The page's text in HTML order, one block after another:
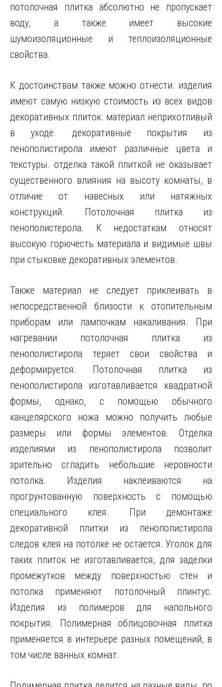
потолочная плитка абсолютно не пропускает
воду, а также имеет высокие
шумоизоляционные и теплоизоляционные
свойства.
К достоинствам также можно отнести. изделия
имеют самую низкую стоимость из всех видов
декоративных плиток. материал неприхотливый
в уходе. декоративные покрытия из
пенополистирола имеют различные цвета и
текстуры. отделка такой плиткой не оказывает
существенного влияния на высоту комнаты, в
отличие от навесных или натяжных
конструкций. Потолочная плитка из
пенополистерола. К недостаткам относят
высокую горючесть материала и видимые швы
при стыковке декоративных элементов.
Также материал не следует приклеивать в
непосредственной близости к отопительным
приборам или лампочкам накаливания. При
нагревании потолочная плитка из
пенополистирола теряет свои свойства и
деформируется. Потолочная плитка из
пенополистирола изготавливается квадратной
формы, однако, с помощью обычного
канцелярского ножа можно получить любые
размеры или формы элементов. Отделка
изделиями из пенополистирола позволит
зрительно сгладить небольшие неровности
потолка. Изделия наклеиваются на
прогрунтованную поверхность с помощью
специального клея. При демонтаже
декоративной плитки из пенополистирола
следов клея на потолке не остается. Уголок для
таких плиток не изготавливается, для заделки
промежутков между поверхностью стен и
потолка применяют потолочный плинтус.
Изделия из полимеров для напольного
покрытия. Полимерная облицовочная плитка
применяется в интерьере разных помещений, в
том числе ванных комнат.